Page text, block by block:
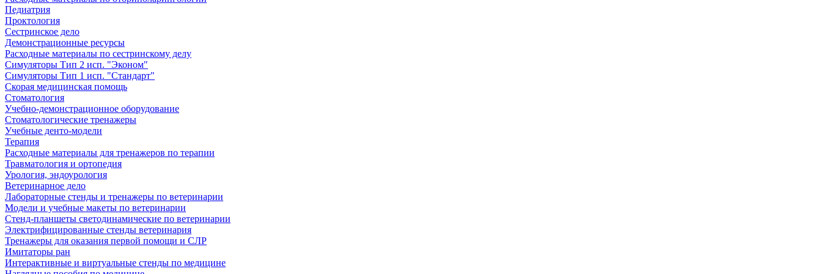
Педиатрия
Проктология
Сестринское дело
Демонстрационные ресурсы
Расходные материалы по сестринскому делу
Симуляторы Тип 2 исп. "Эконом"
Симуляторы Тип 1 исп. "Стандарт"
Скорая медицинская помощь
Стоматология
Учебно-демонстрационное оборудование
Стоматологические тренажеры
Учебные денто-модели
Терапия
Расходные материалы для тренажеров по терапии
Травматология и ортопедия
Урология, эндоурология
Ветеринарное дело
Лабораторные стенды и тренажеры по ветеринарии
Модели и учебные макеты по ветеринарии
Стенд-планшеты светодинамические по ветеринарии
Электрифицированные стенды ветеринария
Тренажеры для оказания первой помощи и СЛР
Имитаторы ран
Интерактивные и виртуальные стенды по медицине